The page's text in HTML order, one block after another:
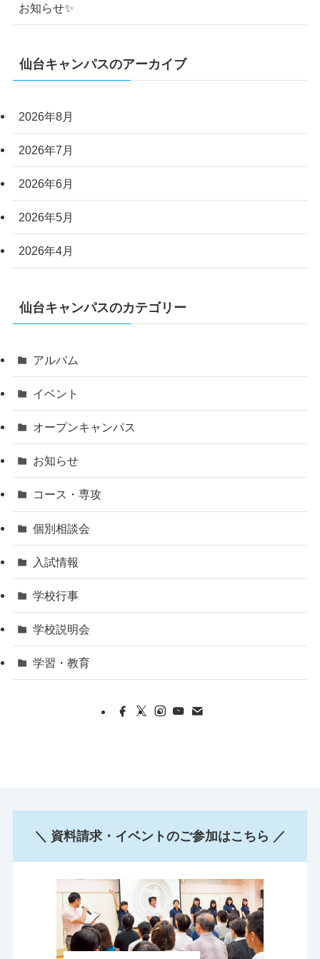
お知らせ✨
仙台キャンパスのアーカイブ
2026年8月
2026年7月
2026年6月
2026年5月
2026年4月
仙台キャンパスのカテゴリー
アルバム
イベント
オープンキャンパス
お知らせ
コース・専攻
個別相談会
入試情報
学校行事
学校説明会
学習・教育
＼ 資料請求・イベントのご参加はこちら ／